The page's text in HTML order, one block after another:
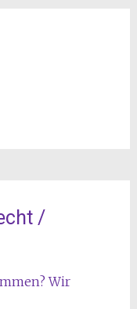
/
Wir